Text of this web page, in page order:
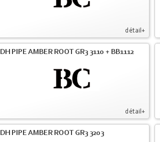
détail+
détail+
DH PIPE AMBER ROOT GR3 3110 + BB1112
DH PIPE AMBER ROOT GR3 3203